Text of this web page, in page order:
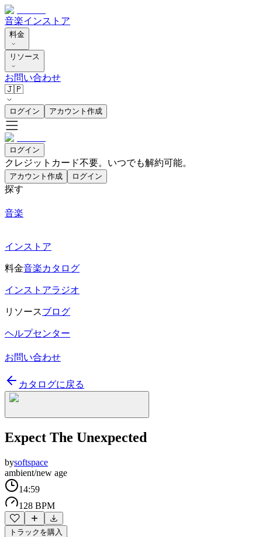
音楽インストア
料金
リソース
お問い合わせ
🇯🇵
ログイン アカウント作成
ログイン
クレジットカード不要。いつでも解約可能。
アカウント作成 ログイン
探す
音楽
インストア
料金音楽カタログ
インストアラジオ
リソースブログ
ヘルプセンター
お問い合わせ
カタログに戻る
Expect The Unexpected
bysoftspace
ambient/new age
14:59
128 BPM
トラックを購入